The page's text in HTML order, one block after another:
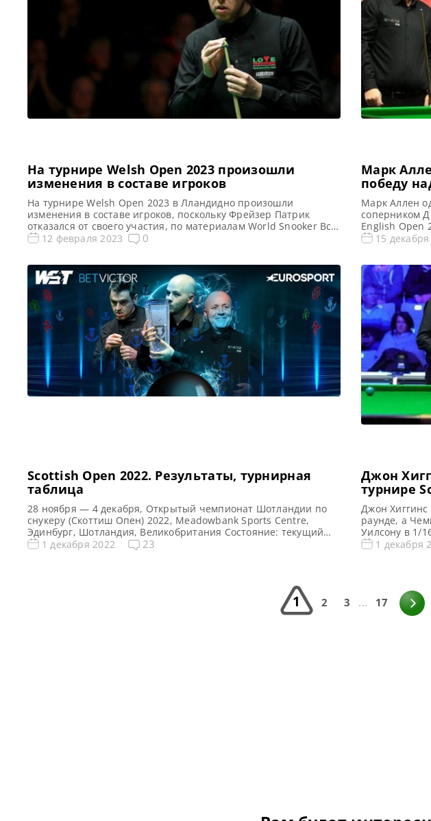
На турнире Welsh Open 2023 произошли
изменения в составе игроков
На турнире Welsh Open 2023 в Лландидно произошли
изменения в составе игроков, поскольку Фрейзер Патрик
отказался от своего участия, по материалам World Snooker Все
новости и результаты Welsh Open 2023 Welsh Open 2023.
трансляций Welsh Open 2023 Фрейзер Патрик отказался от […]
12 февраля 2023 0
Марк
победу
English
Марк Аллен
соперником
English Open
новости и
финала
15
Scottish Open 2022. Результаты, турнирная
таблица
28 ноября — 4 декабря, Открытый чемпионат Шотландии по
снукеру (Скоттиш Опен) 2022, Meadowbank Sports Centre,
Эдинбург, Шотландия, Великобритания Состояние: текущий
турнир Победитель предыдущего турнира: Лука Бресель Все
1 декабря 2022 23
Джон
турнире
Джон
раунде, а
Уилсону в 1/
сообщает
Шотландский
1 декабря
1 2 3 ... 17